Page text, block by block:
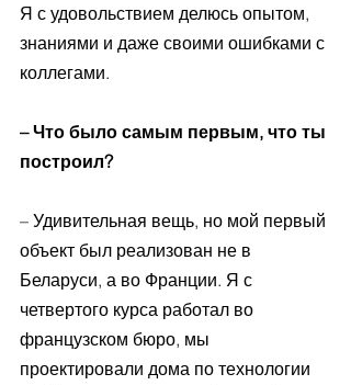
Я с удовольствием делюсь опытом,
знаниями и даже своими ошибками с
коллегами.
– Что было самым первым, что ты
построил?
– Удивительная вещь, но мой первый
объект был реализован не в
Беларуси, а во Франции. Я с
четвертого курса работал во
французском бюро, мы
проектировали дома по технологии